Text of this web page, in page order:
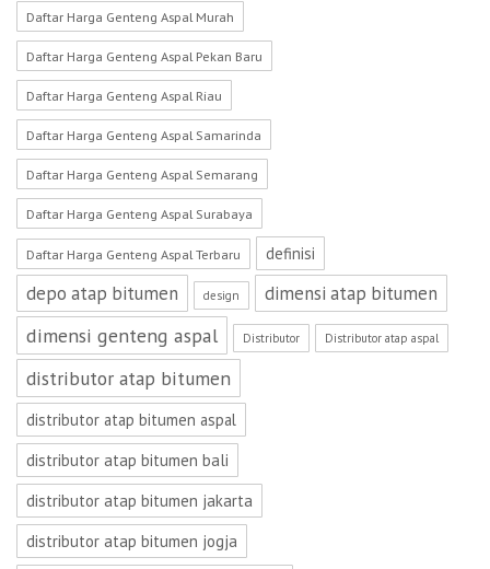
Daftar Harga Genteng Aspal Murah
Daftar Harga Genteng Aspal Pekan Baru
Daftar Harga Genteng Aspal Riau
Daftar Harga Genteng Aspal Samarinda
Daftar Harga Genteng Aspal Semarang
Daftar Harga Genteng Aspal Surabaya
Daftar Harga Genteng Aspal Terbaru definisi
depo atap bitumen design dimensi atap bitumen
dimensi genteng aspal Distributor Distributor atap aspal
distributor atap bitumen
distributor atap bitumen aspal
distributor atap bitumen bali
distributor atap bitumen jakarta
distributor atap bitumen jogja